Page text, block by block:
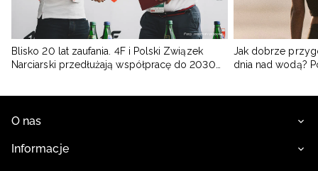
Blisko 20 lat zaufania. 4F i Polski Związek
Narciarski przedłużają współpracę do 2030
Jak dobrze
dnia nad wodą?
O nas
Informacje